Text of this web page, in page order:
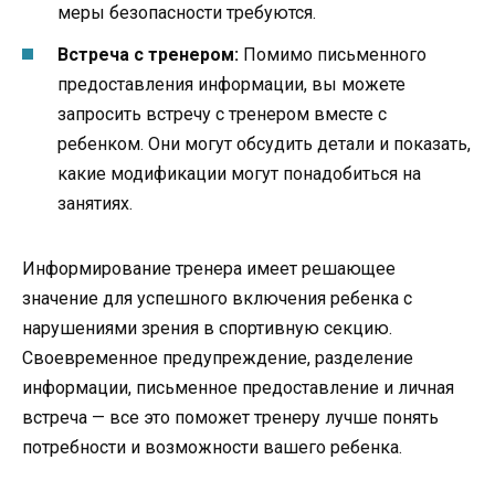
меры безопасности требуются.
Встреча с тренером: Помимо письменного
предоставления информации, вы можете
запросить встречу с тренером вместе с
ребенком. Они могут обсудить детали и показать,
какие модификации могут понадобиться на
занятиях.
Информирование тренера имеет решающее
значение для успешного включения ребенка с
нарушениями зрения в спортивную секцию.
Своевременное предупреждение, разделение
информации, письменное предоставление и личная
встреча — все это поможет тренеру лучше понять
потребности и возможности вашего ребенка.